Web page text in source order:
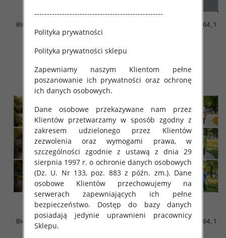
Bluzki chłopięce Roz 140-164, 1
kolor Paczka 5 szt
17.00 zł
Bluzki chłopięce Roz 140-164, 1
Bluzki chłopięce Roz 140-164, 1
kolor Paczka 5 szt
Bluzki chłopięce Roz 140-164, 1
---------------------------------------------------
Polityka prywatności
Polityka prywatności sklepu
Zapewniamy naszym Klientom pełne
poszanowanie ich prywatności oraz ochronę
ich danych osobowych.
Dane osobowe przekazywane nam przez
Klientów przetwarzamy w sposób zgodny z
zakresem udzielonego przez Klientów
zezwolenia oraz wymogami prawa, w
szczególności zgodnie z ustawą z dnia 29
sierpnia 1997 r. o ochronie danych osobowych
(Dz. U. Nr 133, poz. 883 z późn. zm.). Dane
osobowe Klientów przechowujemy na
serwerach zapewniających ich pełne
bezpieczeństwo. Dostęp do bazy danych
posiadają jedynie uprawnieni pracownicy
Sklepu.